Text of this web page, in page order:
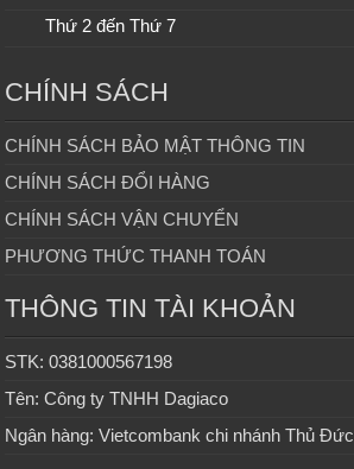
Thứ 2 đến Thứ 7
CHÍNH SÁCH
CHÍNH SÁCH BẢO MẬT THÔNG TIN
CHÍNH SÁCH ĐỔI HÀNG
CHÍNH SÁCH VẬN CHUYỂN
PHƯƠNG THỨC THANH TOÁN
THÔNG TIN TÀI KHOẢN
STK: 0381000567198
Tên: Công ty TNHH Dagiaco
Ngân hàng: Vietcombank chi nhánh Thủ Đức